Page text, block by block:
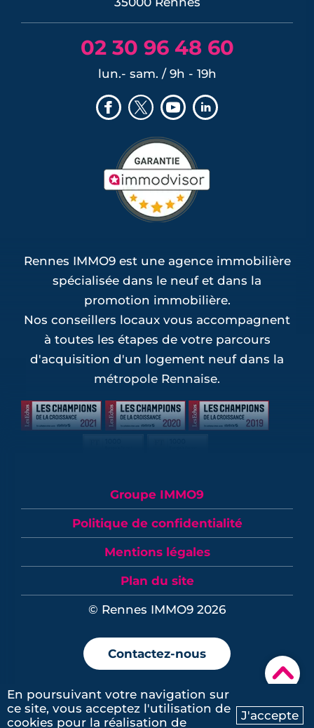
▾
02 30 96 48 60
lun.- sam. / 9h - 19h
Rennes IMMO9 est une agence immobilière
spécialisée dans le neuf et dans la
promotion immobilière.
Nos conseillers locaux vous accompagnent
à toutes les étapes de votre parcours
d'acquisition d'un logement neuf dans la
métropole Rennaise.
Groupe IMMO9
Politique de confidentialité
Mentions légales
Plan du site
© Rennes IMMO9 2026
Contactez-nous
En poursuivant votre navigation sur
ce site, vous acceptez l'utilisation de
cookies pour la réalisation de
J'accepte